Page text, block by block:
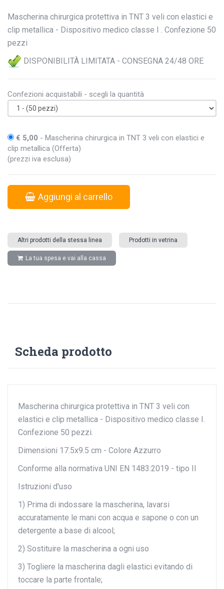
Mascherina chirurgica protettiva in TNT 3 veli con elastici e
clip metallica - Dispositivo medico classe I . Confezione 50
pezzi
DISPONIBILITÀ LIMITATA - CONSEGNA 24/48 ORE
Confezioni acquistabili - scegli la quantità
€ 5,00 - Mascherina chirurgica in TNT 3 veli con elastici e
clip metallica (Offerta)
(prezzi iva esclusa)
Aggiungi al carrello
Altri prodotti della stessa linea Prodotti in vetrina
La tua spesa e vai alla cassa
Scheda prodotto
Mascherina chirurgica protettiva in TNT 3 veli con
elastici e clip metallica - Dispositivo medico classe I.
Confezione 50 pezzi.
Dimensioni 17.5x9.5 cm - Colore Azzurro
Conforme alla normativa UNI EN 1483:2019 - tipo II
Istruzioni d'uso
1) Prima di indossare la mascherina, lavarsi
accuratamente le mani con acqua e sapone o con un
detergente a base di alcool;
2) Sostituire la mascherina a ogni uso
3) Togliere la mascherina dagli elastici evitando di
toccare la parte frontale;